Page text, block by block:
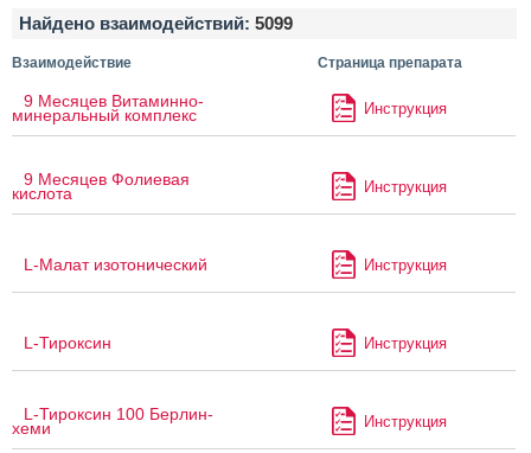
Найдено взаимодействий: 5099
Взаимодействие Страница препарата
9 Месяцев Витаминно-
минеральный комплекс Инструкция
9 Месяцев Фолиевая
кислота Инструкция
L-Малат изотонический Инструкция
L-Тироксин Инструкция
L-Тироксин 100 Берлин-
хеми Инструкция